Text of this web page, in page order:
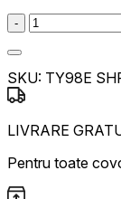
:product_name
-
SKU: TY98E
LIVRARE
Pentru toate